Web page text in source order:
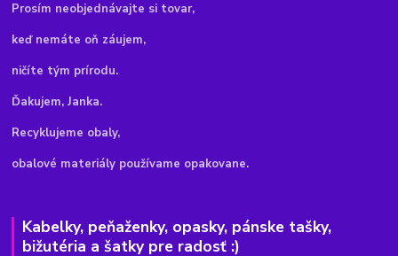
Prosím neobjednávajte si tovar,
keď nemáte oň záujem,
ničíte tým prírodu.
Ďakujem, Janka.
Recyklujeme obaly,
obalové materiály používame opakovane.
Kabelky, peňaženky, opasky, pánske tašky,
bižutéria a šatky pre radosť :)